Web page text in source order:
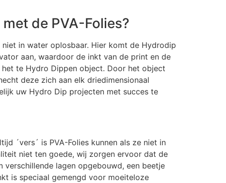
de PVA-Folies?
in water oplosbaar. Hier komt de Hydrodip
aan, waardoor de inkt van de print en de
te Hydro Dippen object. Door het object
deze zich aan elk driedimensionaal
uw Hydro Dip projecten met succes te
´vers´ is PVA-Folies kunnen als ze niet in
niet ten goede, wij zorgen ervoor dat de
lagen opgebouwd, een beetje
is speciaal gemengd voor moeiteloze